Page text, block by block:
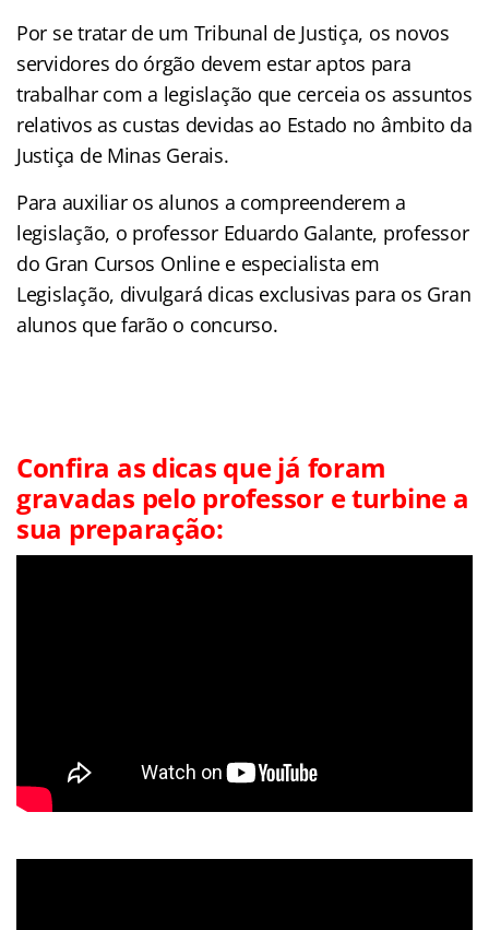
Por se tratar de um Tribunal de Justiça, os novos
servidores do órgão devem estar aptos para
trabalhar com a legislação que cerceia os assuntos
relativos as custas devidas ao Estado no âmbito da
Justiça de Minas Gerais.
Para auxiliar os alunos a compreenderem a
legislação, o professor Eduardo Galante, professor
do Gran Cursos Online e especialista em
Legislação, divulgará dicas exclusivas para os Gran
alunos que farão o concurso.
Confira as dicas que já foram
gravadas pelo professor e turbine a
sua preparação: